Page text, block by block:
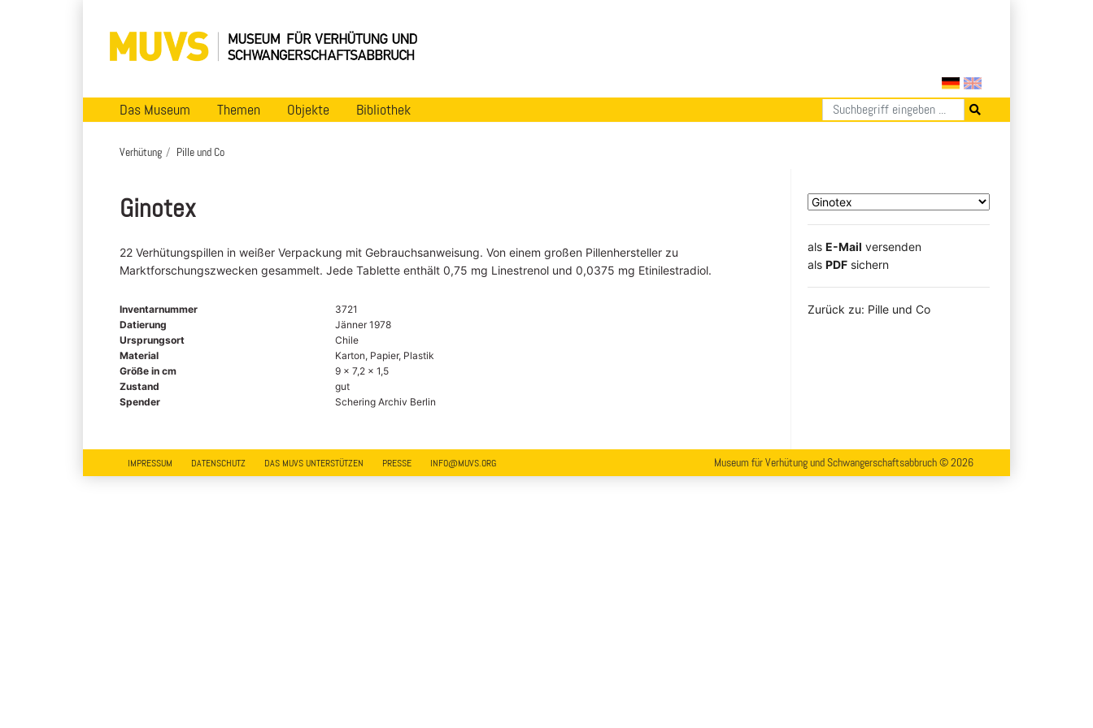
Das Museum Themen Objekte Bibliothek
Verhütung Pille und Co
Ginotex
22 Verhütungspillen in weißer Verpackung mit Gebrauchsanweisung. Von einem großen Pillenhersteller zu
Marktforschungszwecken gesammelt. Jede Tablette enthält 0,75 mg Linestrenol und 0,0375 mg Etinilestradiol.
Inventarnummer
3721
Datierung
Jänner 1978
Ursprungsort
Chile
Material
Karton, Papier, Plastik
Größe in cm
9 x 7,2 x 1,5
Zustand
gut
Spender
Schering Archiv Berlin
als E-Mail versenden
​​​​​​​​​​​​​​​​​als PDF sichern
Zurück zu: Pille und Co
IMPRESSUM DATENSCHUTZ DAS MUVS UNTERSTÜTZEN PRESSE INFO@MUVS.ORG Museum für Verhütung und Schwangerschaftsabbruch © 2026